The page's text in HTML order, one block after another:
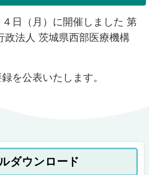
日（月）に開催しました 第
政法人 茨城県西部医療機構
を公表いたします。
ダウンロード